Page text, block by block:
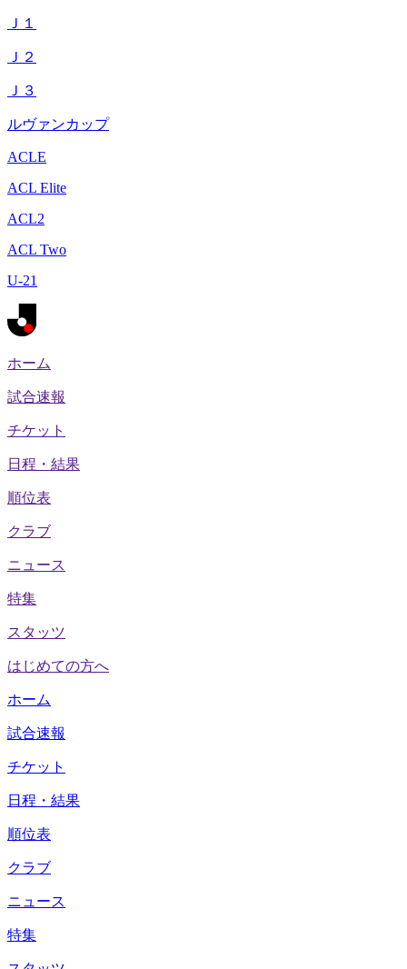
Ｊ１
Ｊ２
Ｊ３
ルヴァンカップ
ACLE
ACL Elite
ACL2
ACL Two
U-21
ホーム
試合速報
チケット
日程・結果
順位表
クラブ
ニュース
特集
スタッツ
はじめての方へ
ホーム
試合速報
チケット
日程・結果
順位表
クラブ
ニュース
特集